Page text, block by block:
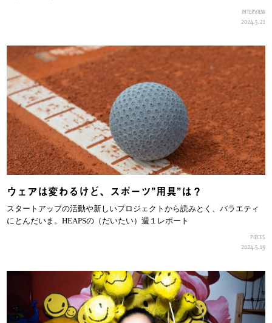
INTERVIEW
2024.5.21
ウェアは変わるけど、スポーツ”用具”は？
スタートアップの活動や新しいプロジェクトから読みとく、バラエティ
にとんだいま。HEAPSの（だいたい）週１レポート
PIECES
2024.5.19